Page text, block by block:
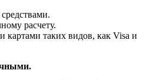
расчету.
картами таких видов, как Visa и